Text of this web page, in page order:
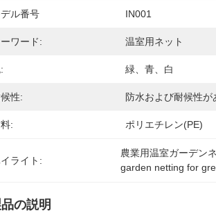
ル番号 IN001
ワード: 温室用ネット
緑、青、白
性: 防水および耐候性が
: ポリエチレン(PE)
ライト:
農業用温室ガーデン
garden netting for
の説明